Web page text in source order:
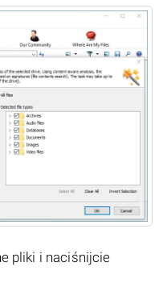
pliki i naciśnijcie